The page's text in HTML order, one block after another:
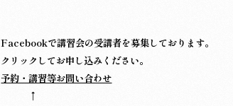
Facebookで講習会の受講者を募集しております。
クリックしてお申し込みください。
予約・講習等お問い合わせ
↑